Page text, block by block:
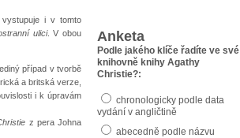
vystupuje i v tomto
ulici. V obou
případ v tvorbě
a britská verze,
i k úpravám
z pera Johna
Anketa
Podle jakého klíče řadíte ve své
knihovně knihy Agathy
Christie?:
chronologicky podle data
vydání v angličtině
abecedně podle názvu